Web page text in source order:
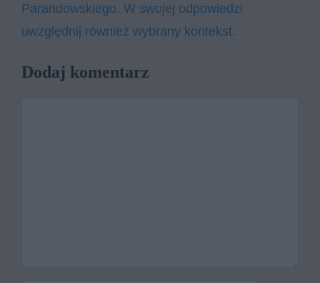
Parandowskiego. W swojej odpowiedzi
uwzględnij również wybrany kontekst.
Dodaj komentarz